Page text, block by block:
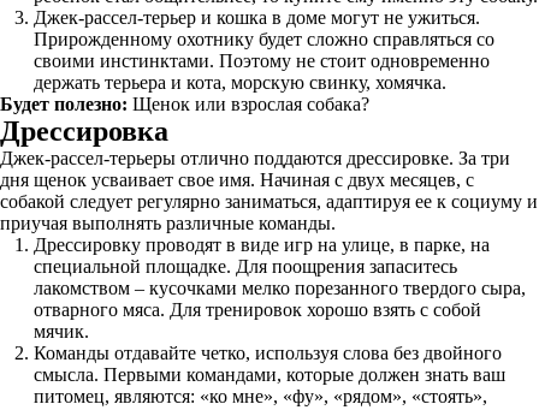
Джек-рассел-терьер и кошка в доме могут не ужиться.
Прирожденному охотнику будет сложно справляться со
своими инстинктами. Поэтому не стоит одновременно
держать терьера и кота, морскую свинку, хомячка.
Будет полезно: Щенок или взрослая собака?
Дрессировка
Джек-рассел-терьеры отлично поддаются дрессировке. За три
дня щенок усваивает свое имя. Начиная с двух месяцев, с
собакой следует регулярно заниматься, адаптируя ее к социуму и
приучая выполнять различные команды.
Дрессировку проводят в виде игр на улице, в парке, на
специальной площадке. Для поощрения запаситесь
лакомством – кусочками мелко порезанного твердого сыра,
отварного мяса. Для тренировок хорошо взять с собой
мячик.
Команды отдавайте четко, используя слова без двойного
смысла. Первыми командами, которые должен знать ваш
питомец, являются: «ко мне», «фу», «рядом», «стоять»,